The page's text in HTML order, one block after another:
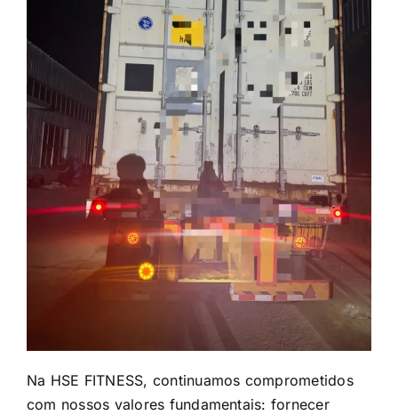
Na HSE FITNESS, continuamos comprometidos
com nossos valores fundamentais: fornecer